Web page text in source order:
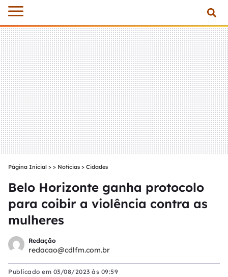
Página Inicial > Notícias > Cidades
Belo Horizonte ganha protocolo
para coibir a violência contra as
mulheres
Redação
redacao@cdlfm.com.br
Publicado em 03/08/2023 às 09:59